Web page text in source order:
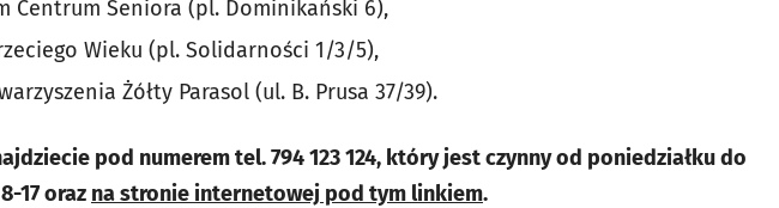
Centrum Seniora (pl. Dominikański 6),
Wieku (pl. Solidarności 1/3/5),
Żółty Parasol (ul. B. Prusa 37/39).
pod numerem tel. 794 123 124, który jest czynny od poniedziałku do
17 oraz na stronie internetowej pod tym linkiem.